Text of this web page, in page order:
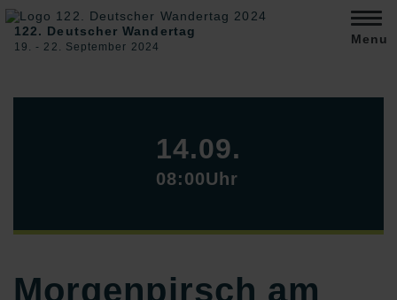
122. Deutscher Wandertag
19. ‐ 22. September 2024
Menu
14.09.
08:00Uhr
Morgenpirsch am